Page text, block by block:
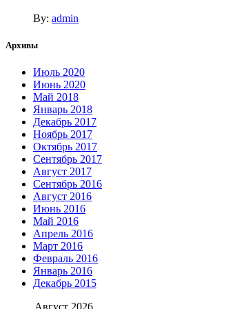
By: admin
Архивы
Июль 2020
Июнь 2020
Май 2018
Январь 2018
Декабрь 2017
Ноябрь 2017
Октябрь 2017
Сентябрь 2017
Август 2017
Сентябрь 2016
Август 2016
Июнь 2016
Май 2016
Апрель 2016
Март 2016
Февраль 2016
Январь 2016
Декабрь 2015